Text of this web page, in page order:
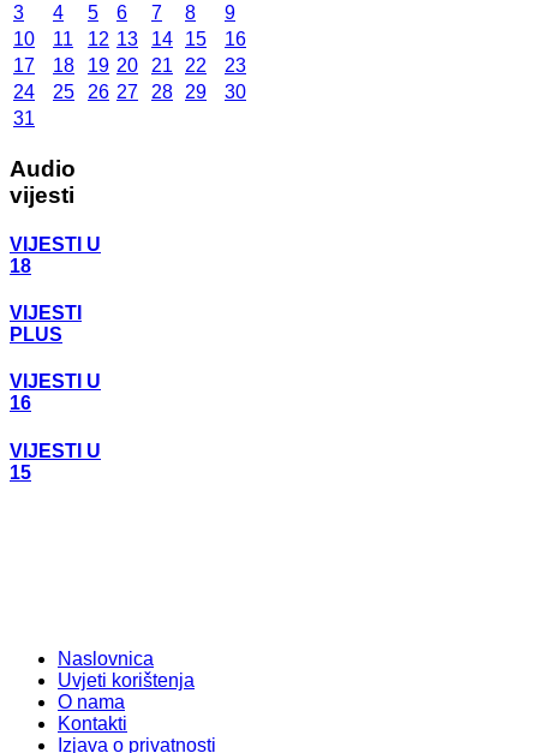
3
4 5 6 7 8
9
10
11 12 13 14 15
16
17
18 19 20 21 22
23
24
25 26 27 28 29
30
31
Audio
vijesti
VIJESTI U
18
VIJESTI
PLUS
VIJESTI U
16
VIJESTI U
15
Naslovnica
Uvjeti korištenja
O nama
Kontakti
Izjava o privatnosti